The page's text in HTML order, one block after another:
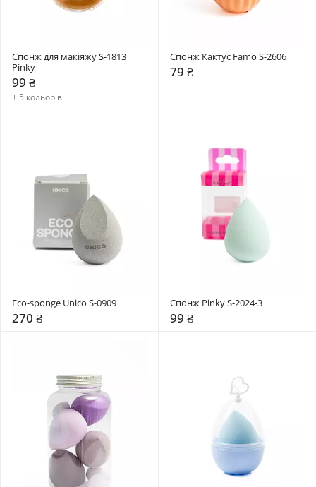
Спонж для макіяжу S-1813
Pinky
99 ₴
+ 5 кольорів
Спонж Кактус Famo S-2606
79 ₴
Eco-sponge Unico S-0909
270 ₴
Спонж Pinky S-2024-3
99 ₴